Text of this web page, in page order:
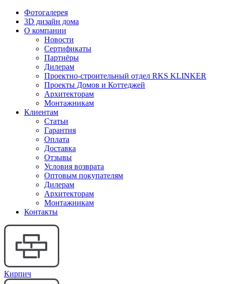
Фотогалерея
3D дизайн дома
О компании
Новости
Сертификаты
Партнёры
Дилерам
Проектно-строительный отдел RKS KLINKER
Проекты Домов и Коттеджей
Архитекторам
Монтажникам
Клиентам
Статьи
Гарантия
Оплата
Доставка
Отзывы
Условия возврата
Оптовым покупателям
Дилерам
Архитекторам
Монтажникам
Контакты
Кирпич